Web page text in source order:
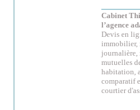
Cabinet
l’agence
Devis en
immobilier,
journalière,
mutuelles
habitation,
comparatif
courtier